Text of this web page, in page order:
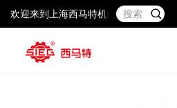
欢迎来到上海西马特机械制造有限公
普通机床
网站首页 普通机床